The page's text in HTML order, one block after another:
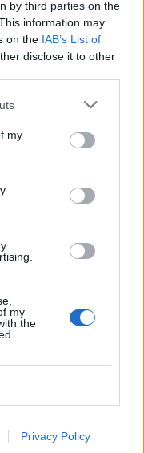
by third parties on the
information may
on the IAB’s List of
disclose it to other
my
my
the
Privacy Policy
που
οδηγηθεί στον